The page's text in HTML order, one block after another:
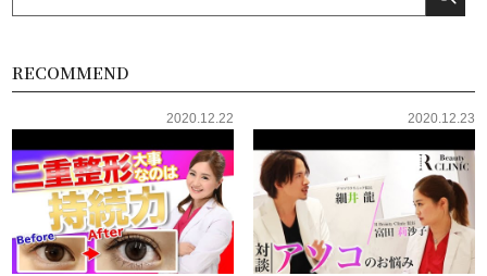
RECOMMEND
2020.12.22 2020.12.23